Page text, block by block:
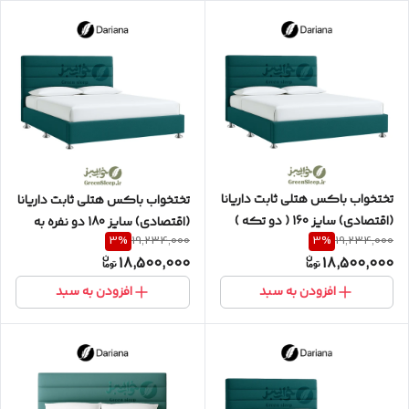
تختخواب باکس هتلی ثابت داریانا
(اقتصادی) سایز 160 ( دو تکه )
دو نفره به همراه تاج طرح افقی
19,234,000
3%
18,500,000
افزودن به سبد
تختخواب باکس هتلی ثابت داریانا
(اقتصادی) سایز 180 دو نفره به
همراه تاج طرح افقی
19,234,000
3%
18,500,000
افزودن به سبد